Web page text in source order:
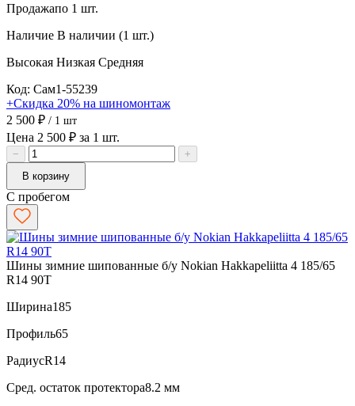
Продажапо 1 шт.
Наличие В наличии (1 шт.)
Высокая Низкая Средняя
Код: Сам1-55239
+Скидка 20% на шиномонтаж
2 500 ₽ / 1 шт
Цена 2 500 ₽ за 1 шт.
−
+
В корзину
С пробегом
Шины зимние шипованные б/у Nokian Hakkapeliitta 4 185/65
R14 90T
Ширина185
Профиль65
РадиусR14
Сред. остаток протектора8.2 мм